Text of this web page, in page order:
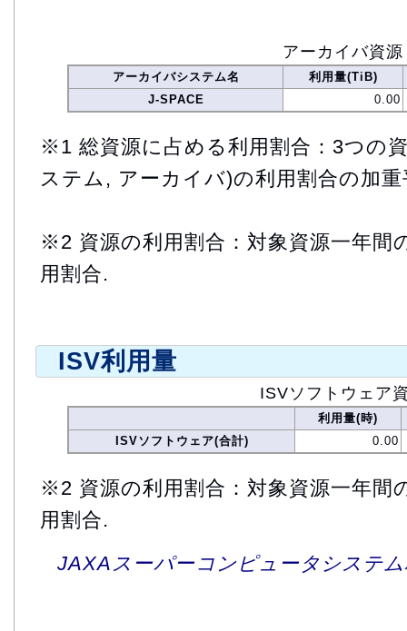
アーカイバ資源
アーカイバシステム名
利用量(TiB)
J-SPACE
0.00
※1 総資源に占める利用割合：3つの
ステム, アーカイバ)の利用割合の加重
※2 資源の利用割合：対象資源一年間
用割合.
ISV利用量
ISVソフトウェア
利用量(時)
ISVソフトウェア(合計)
0.00
※2 資源の利用割合：対象資源一年間
用割合.
JAXAスーパーコンピュータシステ